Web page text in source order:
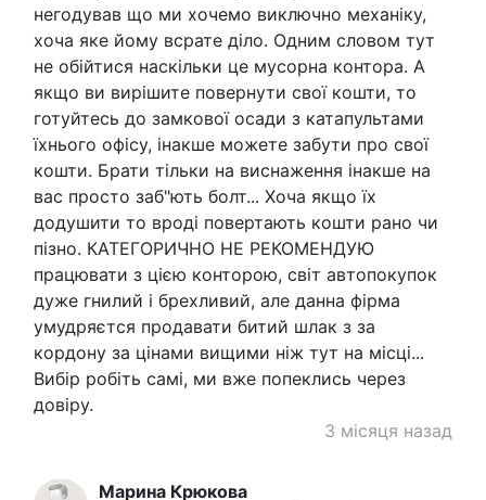
негодував що ми хочемо виключно механіку,
хоча яке йому всрате діло. Одним словом тут
не обійтися наскільки це мусорна контора. А
якщо ви вирішите повернути свої кошти, то
готуйтесь до замкової осади з катапультами
їхнього офісу, інакше можете забути про свої
кошти. Брати тільки на виснаження інакше на
вас просто заб"ють болт... Хоча якщо їх
додушити то вроді повертають кошти рано чи
пізно. КАТЕГОРИЧНО НЕ РЕКОМЕНДУЮ
працювати з цією конторою, світ автопокупок
дуже гнилий і брехливий, але данна фірма
умудряєтся продавати битий шлак з за
кордону за цінами вищими ніж тут на місці...
Вибір робіть самі, ми вже попеклись через
довіру.
3 місяця назад
Марина Крюкова